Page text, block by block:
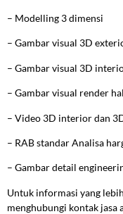
– Modelling 3 dimensi
– Gambar visual 3D
– Gambar visual 3D
– Gambar visual render
– Video 3D interior dan
– RAB standar Analisa
– Gambar detail
Untuk informasi yang
menghubungi kontak jasa